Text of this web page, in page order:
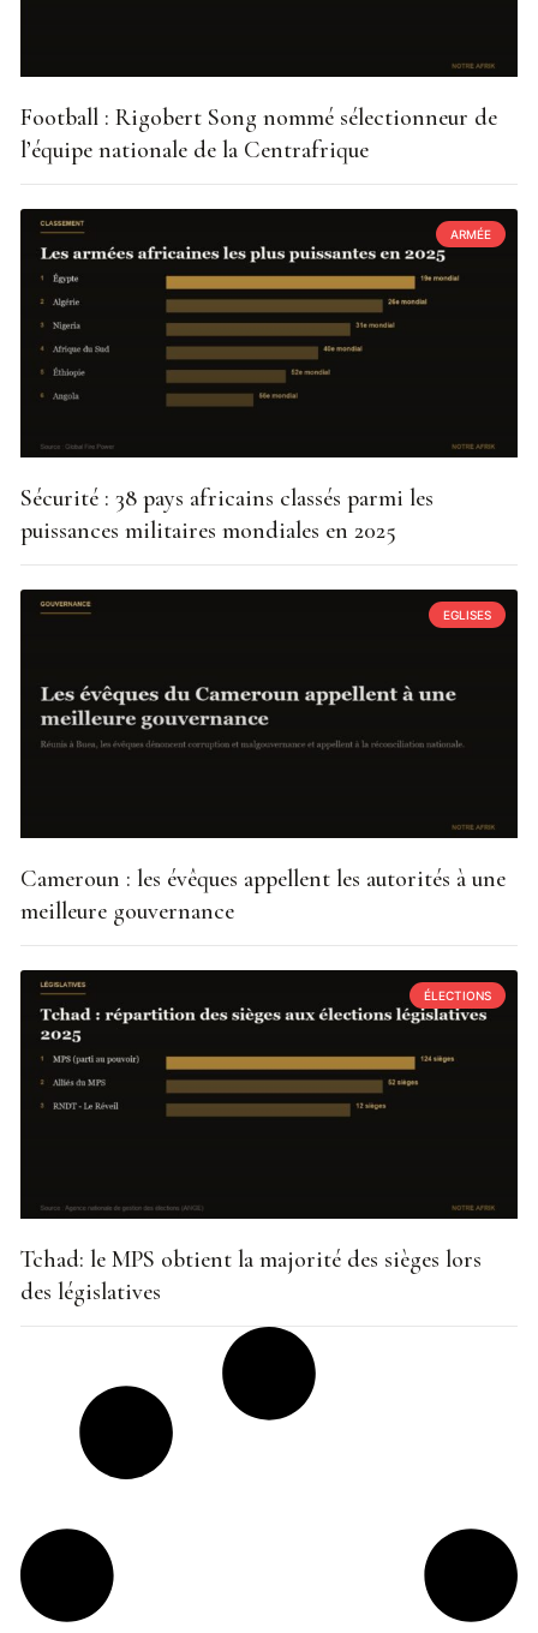
Football : Rigobert Song nommé sélectionneur de
l’équipe nationale de la Centrafrique
ARMÉE
Sécurité : 38 pays africains classés parmi les
puissances militaires mondiales en 2025
EGLISES
Cameroun : les évêques appellent les autorités à une
meilleure gouvernance
ÉLECTIONS
Tchad: le MPS obtient la majorité des sièges lors
des législatives